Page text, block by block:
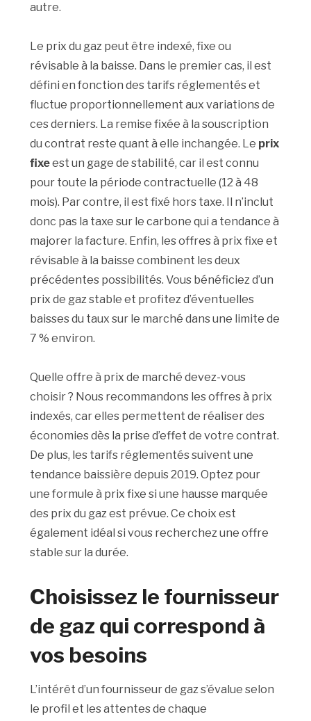
autre.
Le prix du gaz peut être indexé, fixe ou
révisable à la baisse. Dans le premier cas, il est
défini en fonction des tarifs réglementés et
fluctue proportionnellement aux variations de
ces derniers. La remise fixée à la souscription
du contrat reste quant à elle inchangée. Le prix
fixeest un gage de stabilité, car il est connu
pour toute la période contractuelle (12 à 48
mois). Par contre, il est fixé hors taxe. Il n’inclut
donc pas la taxe sur le carbone qui a tendance à
majorer la facture. Enfin, les offres à prix fixe et
révisable à la baisse combinent les deux
précédentes possibilités. Vous bénéficiez d’un
prix de gaz stable et profitez d’éventuelles
baisses du taux sur le marché dans une limite de
7 % environ.
Quelle offre à prix de marché devez-vous
choisir ? Nous recommandons les offres à prix
indexés, car elles permettent de réaliser des
économies dès la prise d’effet de votre contrat.
De plus, les tarifs réglementés suivent une
tendance baissière depuis 2019. Optez pour
une formule à prix fixe si une hausse marquée
des prix du gaz est prévue. Ce choix est
également idéal si vous recherchez une offre
stable sur la durée.
Choisissez le fournisseur
de gaz qui correspond à
vos besoins
L’intérêt d’un fournisseur de gaz s’évalue selon
le profil et les attentes de chaque